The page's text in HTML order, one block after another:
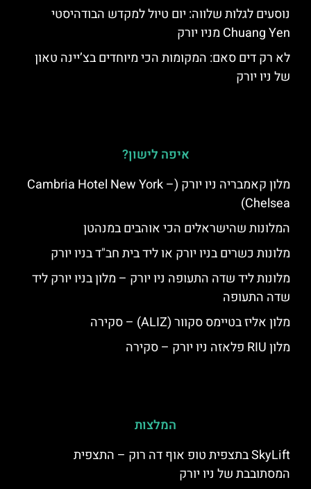
נוסעים לגלות שלווה: יום טיול למקדש הבודהיסטי
Chuang Yen מניו יורק
לא רק דים סאם: המקומות הכי מיוחדים בצ’יינה טאון
של ניו יורק
איפה לישון?
מלון קאמבריה ניו יורק (Cambria Hotel New York –
Chelsea)
המלונות שהישראלים הכי אוהבים במנהטן
מלונות כשרים בניו יורק או ליד בית חב"ד בניו יורק
מלונות ליד שדה התעופה ניו יורק – מלון בניו יורק ליד
שדה התעופה
מלון אליז בטיימס סקוור (ALIZ) – סקירה
מלון RIU פלאזה ניו יורק – סקירה
המלצות
SkyLift בתצפית טופ אוף דה רוק – התצפית
המסתובבת של ניו יורק